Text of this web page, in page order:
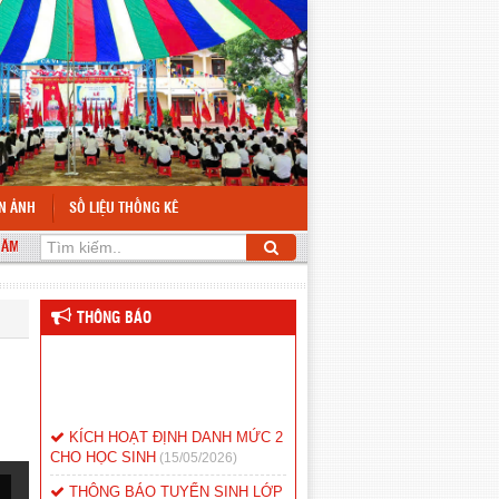
ẢNH SỐ LIỆU THỐNG KÊ
MẠNG THÁNG 8 VÀ QUỐC KHÁNH 2/9
THÔNG BÁO
CHO HỌC SINH (15/05/2026)
THÔNG BÁO TUYỂN SINH LỚP
1 NĂM HỌC 2026-2027 (14/05/2026)